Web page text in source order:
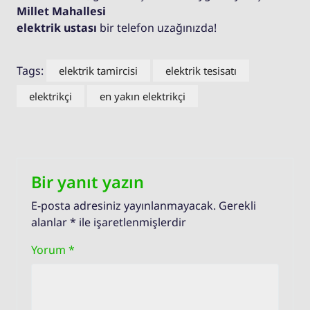
Millet Mahallesi
elektrik ustası bir telefon uzağınızda!
Tags: elektrik tamircisi
elektrik tesisatı
elektrikçi
en yakın elektrikçi
Bir yanıt yazın
E-posta adresiniz yayınlanmayacak. Gerekli
alanlar* ile işaretlenmişlerdir
Yorum *